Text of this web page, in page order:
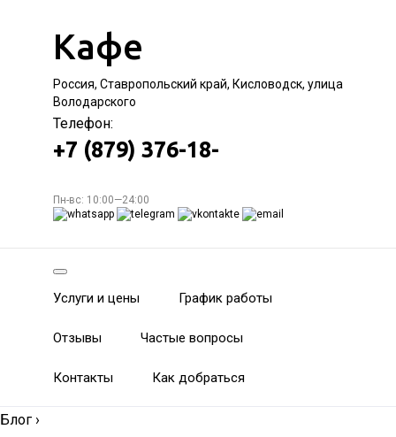
Кафе
Россия, Ставропольский край, Кисловодск, улица
Володарского
Телефон:
+7 (879) 376-18-
Пн-вс: 10:00—24:00
Услуги и цены График работы
Отзывы Частые вопросы
Контакты Как добраться
Блог ›